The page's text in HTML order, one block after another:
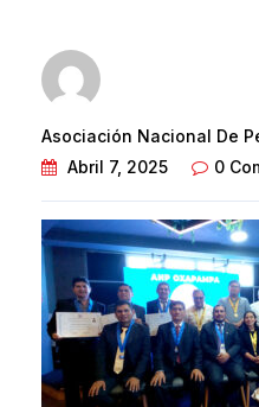
Asociación Nacional De
Abril 7, 2025
0